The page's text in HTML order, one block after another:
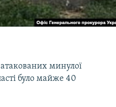
минулої
було майже 40